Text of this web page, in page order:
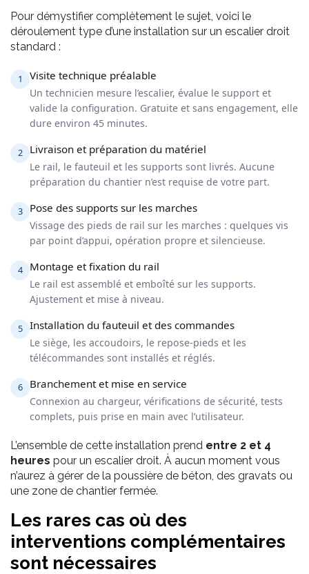
Pour démystifier complètement le sujet, voici le
déroulement type d’une installation sur un escalier droit
standard :
1 Visite technique préalable
Un technicien mesure l’escalier, évalue le support et
valide la configuration. Gratuite et sans engagement, elle
dure environ 45 minutes.
2 Livraison et préparation du matériel
Le rail, le fauteuil et les supports sont livrés. Aucune
préparation du chantier n’est requise de votre part.
3 Pose des supports sur les marches
Vissage des pieds de rail sur les marches : quelques vis
par point d’appui, opération propre et silencieuse.
4 Montage et fixation du rail
Le rail est assemblé et emboîté sur les supports.
Ajustement et mise à niveau.
5 Installation du fauteuil et des commandes
Le siège, les accoudoirs, le repose-pieds et les
télécommandes sont installés et réglés.
6 Branchement et mise en service
Connexion au chargeur, vérifications de sécurité, tests
complets, puis prise en main avec l’utilisateur.
L’ensemble de cette installation prend entre 2 et 4
heures pour un escalier droit. À aucun moment vous
n’aurez à gérer de la poussière de béton, des gravats ou
une zone de chantier fermée.
Les rares cas où des
interventions complémentaires
sont nécessaires